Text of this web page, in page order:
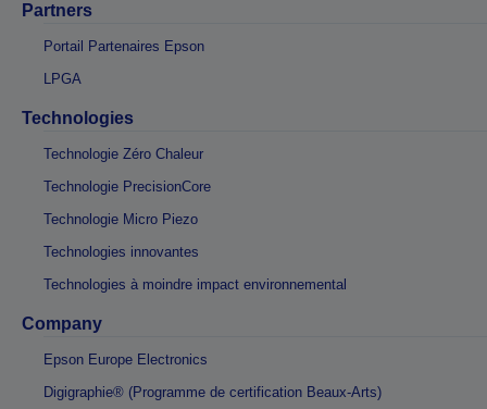
Partners
Portail Partenaires Epson
LPGA
Technologies
Technologie Zéro Chaleur
Technologie PrecisionCore
Technologie Micro Piezo
Technologies innovantes
Technologies à moindre impact environnemental
Company
Epson Europe Electronics
Digigraphie® (Programme de certification Beaux-Arts)